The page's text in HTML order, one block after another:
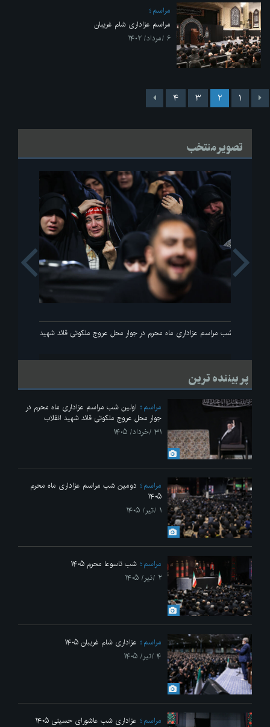
مراسم
مراسم عزاداری شام غریبان
۶ /مرداد/ ۱۴۰۲
۱ ۲ ۳ ۴
تصویر منتخب
اولین شب مراسم عزاداری ماه محرم در جوار محل عروج ملکوتی قائد شهید انقلاب
Next
پر بیننده ترین
مراسم
اولین شب مراسم عزاداری ماه محرم در
جوار محل عروج ملکوتی قائد شهید انقلاب
۳۱ /خرداد/ ۱۴۰۵
مراسم
دومین شب مراسم عزاداری ماه محرم
۱۴۰۵
۱ /تیر/ ۱۴۰۵
مراسم
شب تاسوعا محرم ۱۴۰۵
۲ /تیر/ ۱۴۰۵
مراسم
عزاداری شام غریبان ۱۴۰۵
۴ /تیر/ ۱۴۰۵
مراسم
عزاداری شب عاشورای حسینی ۱۴۰۵